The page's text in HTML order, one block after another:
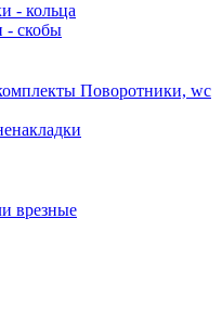
- кольца
- скобы
Поворотники, wc
врезные